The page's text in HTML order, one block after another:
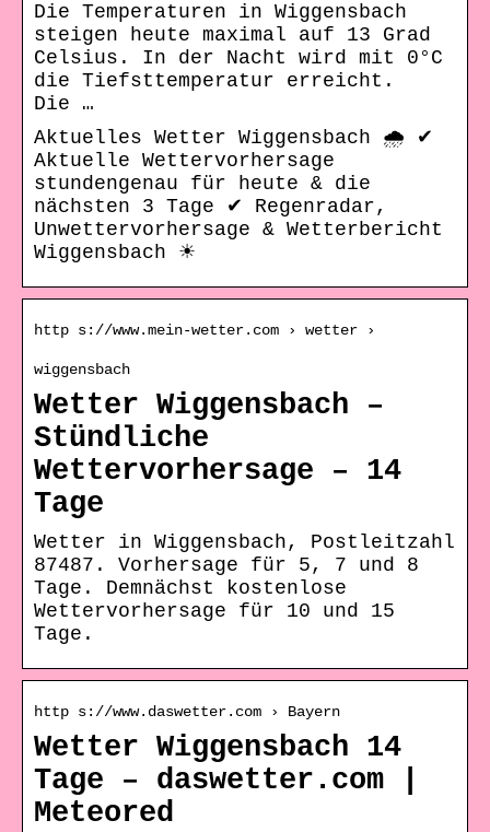
Die Temperaturen in Wiggensbach
steigen heute maximal auf 13 Grad
Celsius. In der Nacht wird mit 0°C
die Tiefsttemperatur erreicht.
Die …
Aktuelles Wetter Wiggensbach 🌧️ ✔
Aktuelle Wettervorhersage
stundengenau für heute & die
nächsten 3 Tage ✔ Regenradar,
Unwettervorhersage & Wetterbericht
Wiggensbach ☀
http s://www.mein-wetter.com › wetter ›
wiggensbach
Wetter Wiggensbach –
Stündliche
Wettervorhersage – 14
Tage
Wetter in Wiggensbach, Postleitzahl
87487. Vorhersage für 5, 7 und 8
Tage. Demnächst kostenlose
Wettervorhersage für 10 und 15
Tage.
http s://www.daswetter.com › Bayern
Wetter Wiggensbach 14
Tage – daswetter.com |
Meteored